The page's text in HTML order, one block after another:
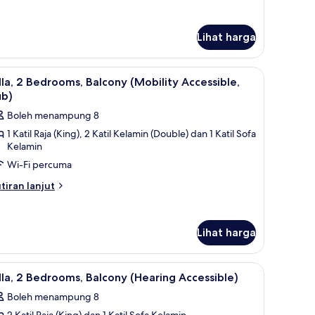
Lihat harga
filem berbayar Cadar kapas Mesir, peralatan tempat tidur
11
2 Bedrooms, Balcony (Mobility Accessible,
Boleh menampung 8
1 Katil Raja (King), 2 Katil Kelamin (Double) dan 1 Katil Sofa
Kelamin
Wi-Fi percuma
lanjut
Lihat harga
premium, tilam berlapik TV skrin rata, pemain DVD, meja ping pong,
12 2 Bedrooms, Balcony (Hearing Accessible)
Boleh menampung 8